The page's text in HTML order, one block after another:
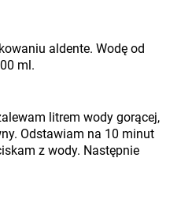
aldente. Wodę od
ml.
litrem wody gorącej,
Odstawiam na 10 minut
z wody. Następnie